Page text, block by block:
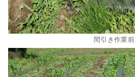
間引き作業前